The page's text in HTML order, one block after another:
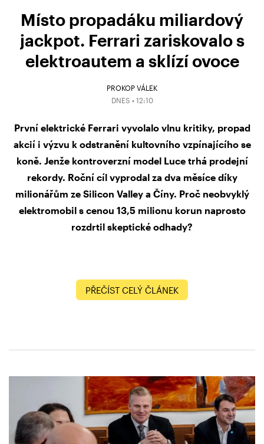
Místo propadáku miliardový
jackpot. Ferrari zariskovalo s
elektroautem a sklízí ovoce
PROKOP VÁLEK
DNES • 12:10
První elektrické Ferrari vyvolalo vlnu kritiky, propad
akcií i výzvu k odstranění kultovního vzpínajícího se
koně. Jenže kontroverzní model Luce trhá prodejní
rekordy. Roční cíl vyprodal za dva měsíce díky
milionářům ze Silicon Valley a Číny. Proč neobvyklý
elektromobil s cenou 13,5 milionu korun naprosto
rozdrtil skeptické odhady?
PŘEČÍST CELÝ ČLÁNEK